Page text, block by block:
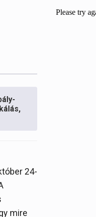
24-
mire